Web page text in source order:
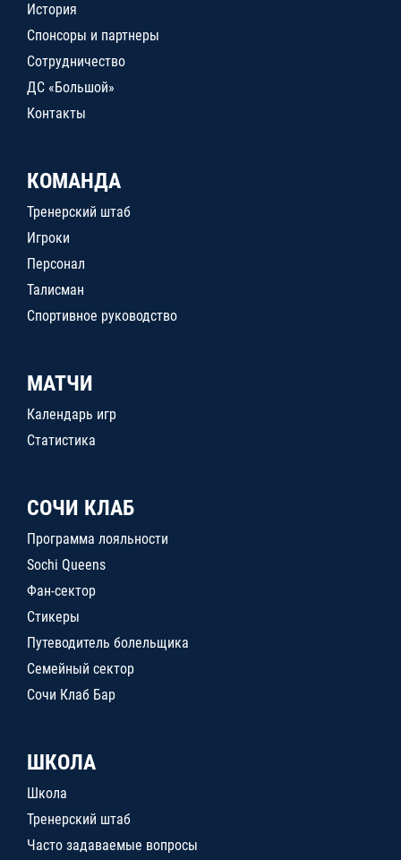
История
Спонсоры и партнеры
Сотрудничество
ДС «Большой»
Контакты
КОМАНДА
Тренерский штаб
Игроки
Персонал
Талисман
Спортивное руководство
МАТЧИ
Календарь игр
Статистика
СОЧИ КЛАБ
Программа лояльности
Sochi Queens
Фан-сектор
Стикеры
Путеводитель болельщика
Семейный сектор
Сочи Клаб Бар
ШКОЛА
Школа
Тренерский штаб
Часто задаваемые вопросы